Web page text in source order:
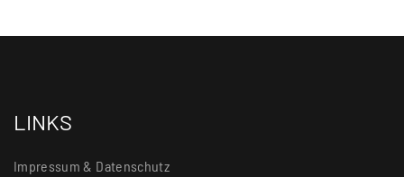
LINKS
Impressum & Datenschutz